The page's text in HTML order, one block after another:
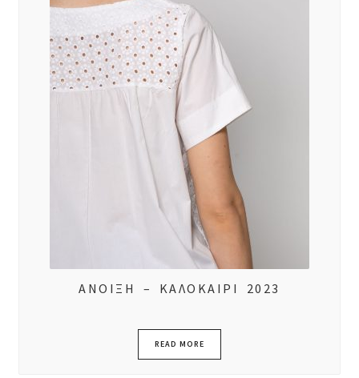
ΑΝΟΙΞΗ – ΚΑΛΟΚΑΙΡΙ 2023
READ MORE